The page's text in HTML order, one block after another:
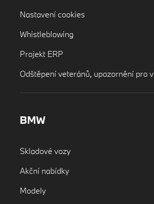
Nastavení cookies
Whistleblowing
Projekt ERP
Odštěpení veteránů, upozornění pro
BMW
Skladové vozy
Akční nabídky
Modely